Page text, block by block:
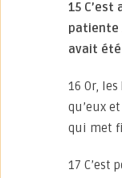
15
patiente
avait
16 Or,
qu’eux
qui met
17 C’est